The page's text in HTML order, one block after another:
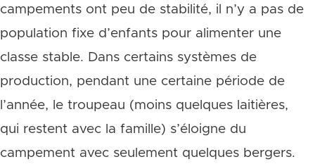
campements ont peu de stabilité, il n’y a pas de
population fixe d’enfants pour alimenter une
classe stable. Dans certains systèmes de
production, pendant une certaine période de
l’année, le troupeau (moins quelques laitières,
qui restent avec la famille) s’éloigne du
campement avec seulement quelques bergers.